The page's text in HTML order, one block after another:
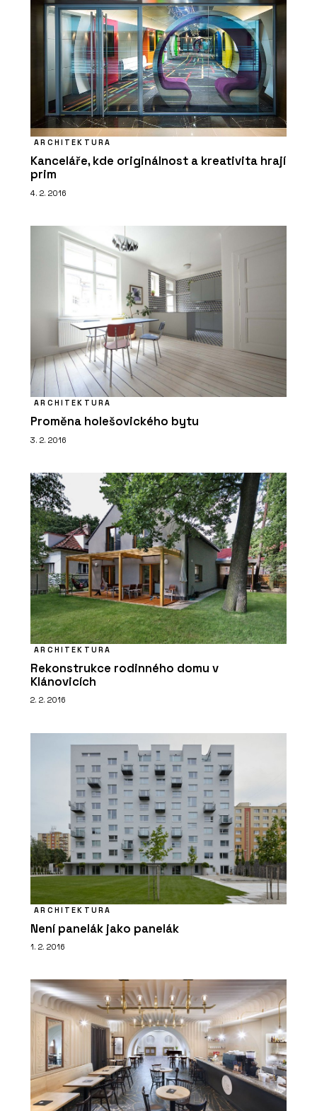
ARCHITEKTURA
Kanceláře, kde originálnost a kreativita hrají
prim
4. 2. 2016
ARCHITEKTURA
Proměna holešovického bytu
3. 2. 2016
ARCHITEKTURA
Rekonstrukce rodinného domu v
Klánovicích
2. 2. 2016
ARCHITEKTURA
Není panelák jako panelák
1. 2. 2016